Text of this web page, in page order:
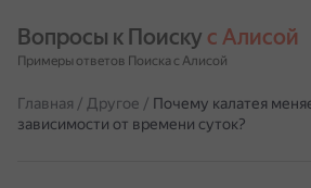
Вопросы к Поиску с Алисой
Примеры ответов Поиска с Алисой
Главная / Другое / Почему калатея
зависимости от времени суток?